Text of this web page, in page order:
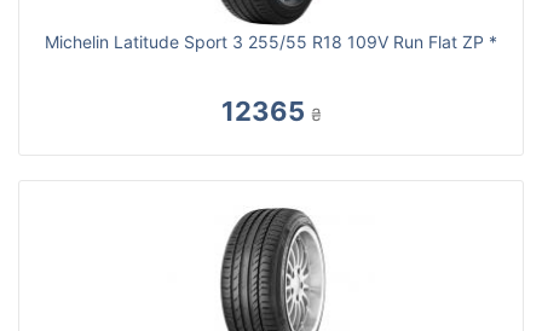
Michelin Latitude Sport 3 255/55 R18 109V Run Flat ZP *
12365 ₴